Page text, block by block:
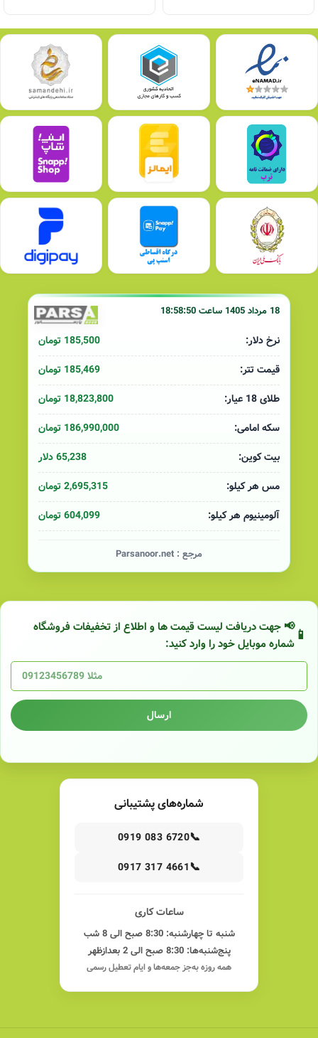
18 مرداد 1405 ساعت 18:58:50
نرخ دلار:
185,500 تومان
قیمت تتر:
185,469 تومان
طلای 18 عیار:
18,823,800 تومان
سکه امامی:
186,990,000 تومان
بیت کوین:
65,238 دلار
مس هر کیلو:
2,695,315 تومان
آلومینیوم هر کیلو:
604,099 تومان
مرجع : Parsanoor.net
📢 جهت دریافت لیست قیمت ها و اطلاع از تخفیفات فروشگاه
شماره موبایل خود را وارد کنید:
ارسال
شماره‌های پشتیبانی
📞
0919 083 6720
📞
0917 317 4661
ساعات کاری
شنبه تا چهارشنبه: 8:30 صبح الی 8 شب
پنج‌شنبه‌ها: 8:30 صبح الی 2 بعدازظهر
همه روزه به‌جز جمعه‌ها و ایام تعطیل رسمی